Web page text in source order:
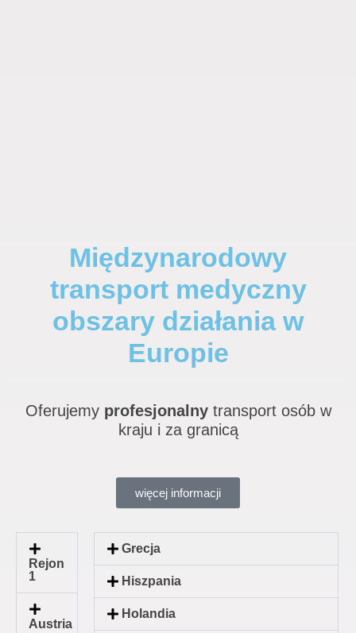
Międzynarodowy
transport medyczny
obszary działania w
Europie
Oferujemy profesjonalnytransport osób w
kraju i za granicą
więcej informacji
Rejon
1
Austria
Grecja
Hiszpania
Holandia